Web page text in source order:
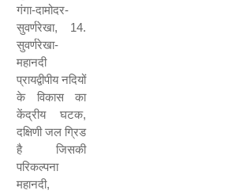
गंगा-दामोदर-
सुवर्णरेखा, 14.
सुवर्णरेखा-
महानदी
प्रायद्वीपीय नदियों
के विकास का
केंद्रीय घटक,
दक्षिणी जल ग्रिड
है जिसकी
परिकल्पना
महानदी,